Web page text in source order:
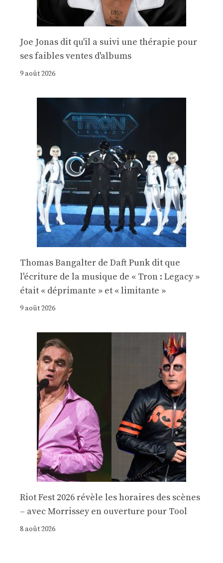
Joe Jonas dit qu'il a suivi une thérapie pour
ses faibles ventes d'albums
9 août 2026
Thomas Bangalter de Daft Punk dit que
l'écriture de la musique de « Tron : Legacy »
était « déprimante » et « limitante »
9 août 2026
Riot Fest 2026 révèle les horaires des scènes
– avec Morrissey en ouverture pour Tool
8 août 2026